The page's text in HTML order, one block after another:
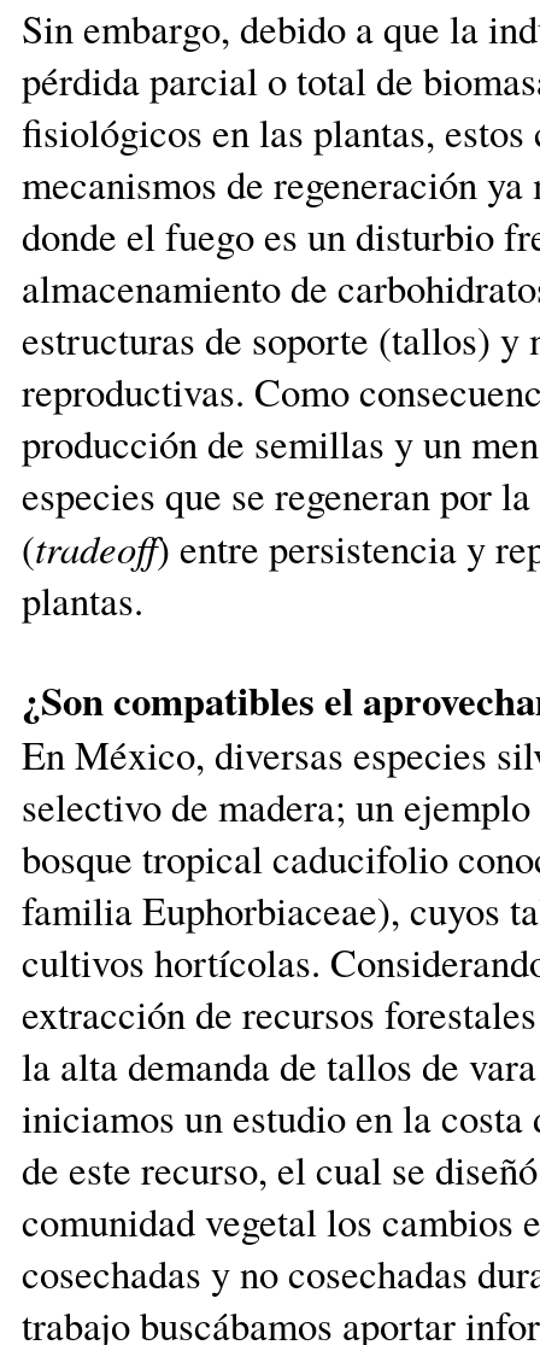
Sin embargo, debido a que la
pérdida parcial o total de
fisiológicos en las plantas,
mecanismos de regeneración
donde el fuego es un disturbio
almacenamiento de
estructuras de soporte (tallos) y
reproductivas. Como
producción de semillas y un
especies que se regeneran por
(tradeoff) entre persistencia y
plantas.
¿Son compatibles el
En México, diversas especies
selectivo de madera; un
bosque tropical caducifolio
familia Euphorbiaceae), cuyos
cultivos hortícolas.
extracción de recursos
la alta demanda de tallos de
iniciamos un estudio en la
de este recurso, el cual se
comunidad vegetal los cambios
cosechadas y no cosechadas
trabajo buscábamos aportar